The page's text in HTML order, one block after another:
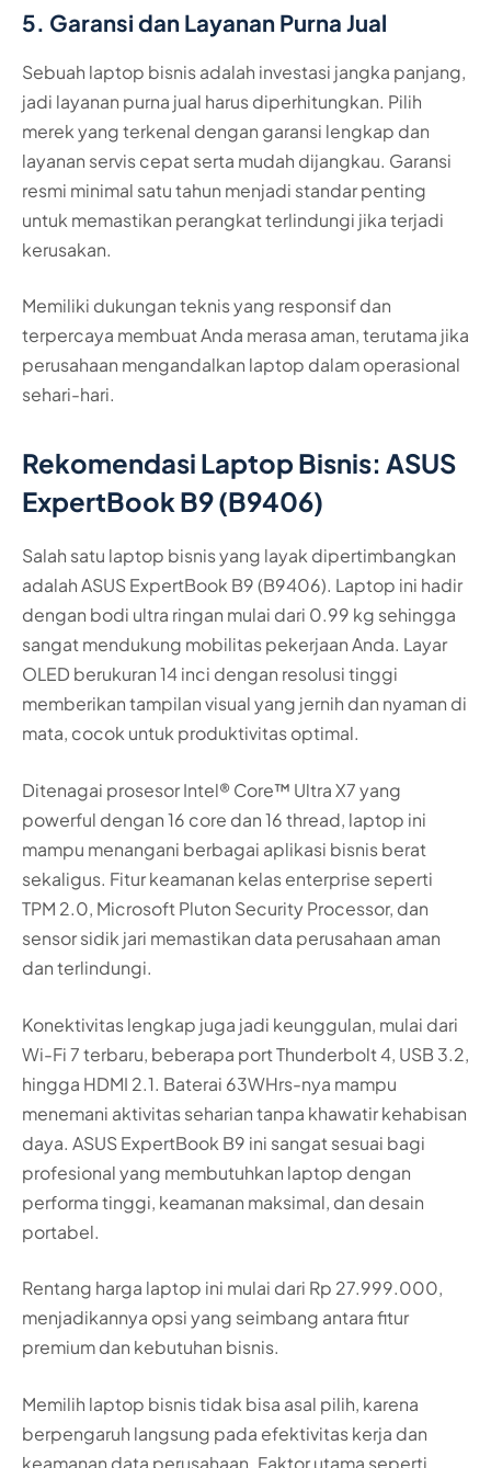
5. Garansi dan Layanan Purna Jual
Sebuah laptop bisnis adalah investasi jangka panjang,
jadi layanan purna jual harus diperhitungkan. Pilih
merek yang terkenal dengan garansi lengkap dan
layanan servis cepat serta mudah dijangkau. Garansi
resmi minimal satu tahun menjadi standar penting
untuk memastikan perangkat terlindungi jika terjadi
kerusakan.
Memiliki dukungan teknis yang responsif dan
terpercaya membuat Anda merasa aman, terutama jika
perusahaan mengandalkan laptop dalam operasional
sehari-hari.
Rekomendasi Laptop Bisnis: ASUS
ExpertBook B9 (B9406)
Salah satu laptop bisnis yang layak dipertimbangkan
adalah ASUS ExpertBook B9 (B9406). Laptop ini hadir
dengan bodi ultra ringan mulai dari 0.99 kg sehingga
sangat mendukung mobilitas pekerjaan Anda. Layar
OLED berukuran 14 inci dengan resolusi tinggi
memberikan tampilan visual yang jernih dan nyaman di
mata, cocok untuk produktivitas optimal.
Ditenagai prosesor Intel® Core™ Ultra X7 yang
powerful dengan 16 core dan 16 thread, laptop ini
mampu menangani berbagai aplikasi bisnis berat
sekaligus. Fitur keamanan kelas enterprise seperti
TPM 2.0, Microsoft Pluton Security Processor, dan
sensor sidik jari memastikan data perusahaan aman
dan terlindungi.
Konektivitas lengkap juga jadi keunggulan, mulai dari
Wi-Fi 7 terbaru, beberapa port Thunderbolt 4, USB 3.2,
hingga HDMI 2.1. Baterai 63WHrs-nya mampu
menemani aktivitas seharian tanpa khawatir kehabisan
daya. ASUS ExpertBook B9 ini sangat sesuai bagi
profesional yang membutuhkan laptop dengan
performa tinggi, keamanan maksimal, dan desain
portabel.
Rentang harga laptop ini mulai dari Rp 27.999.000,
menjadikannya opsi yang seimbang antara fitur
premium dan kebutuhan bisnis.
Memilih laptop bisnis tidak bisa asal pilih, karena
berpengaruh langsung pada efektivitas kerja dan
keamanan data perusahaan. Faktor utama seperti